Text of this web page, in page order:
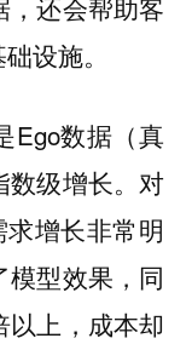
设施。
Ego数据（真
数级增长。对
增长非常明
模型效果，同
上，成本却